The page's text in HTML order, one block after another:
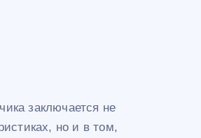
заключается не
но и в том,